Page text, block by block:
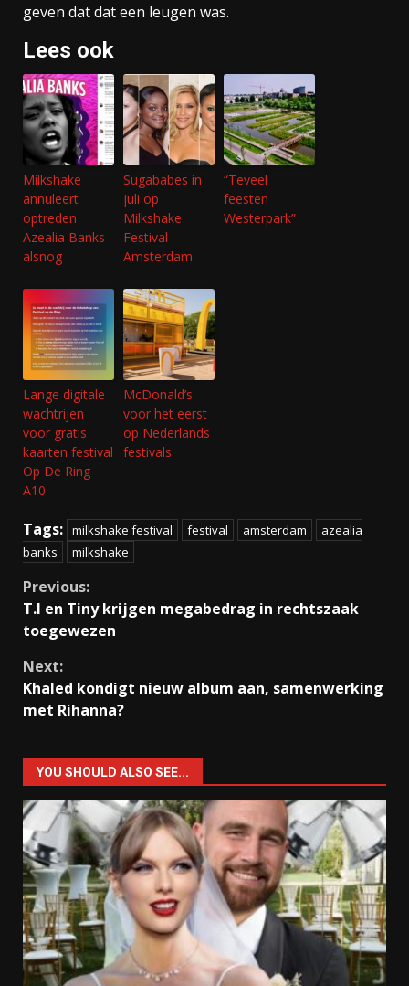
geven dat dat een leugen was.
Lees ook
Milkshake
annuleert
optreden
Azealia Banks
alsnog
Sugababes in
juli op
Milkshake
Festival
Amsterdam
“Teveel
feesten
Westerpark”
Lange digitale
wachtrijen
voor gratis
kaarten festival
Op De Ring
A10
McDonald’s
voor het eerst
op Nederlands
festivals
Tags: milkshake festival festival amsterdam
azealia
banks
milkshake
Continue
Reading
Previous:
T.I en Tiny krijgen megabedrag in rechtszaak
toegewezen
Next:
Khaled kondigt nieuw album aan, samenwerking
met Rihanna?
YOU SHOULD ALSO SEE...